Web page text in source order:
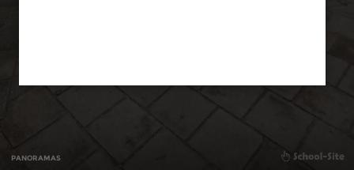
PANORAMAS